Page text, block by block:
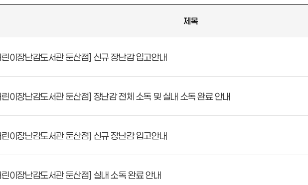
제목
린이장난감도서관 둔산점] 신규 장난감 입고안내
린이장난감도서관 둔산점] 장난감 전체 소독 및 실내 소독 완료 안내
린이장난감도서관 둔산점] 신규 장난감 입고안내
린이장난감도서관 둔산점] 실내 소독 완료 안내